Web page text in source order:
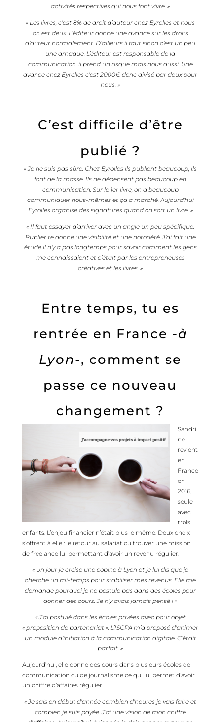
activités respectives qui nous font vivre. »
« Les livres, c’est 8% de droit d’auteur chez Eyrolles et nous
on est deux. L’éditeur donne une avance sur les droits
d’auteur normalement. D’ailleurs il faut sinon c’est un peu
une arnaque. L’éditeur est responsable de la
communication, il prend un risque mais nous aussi. Une
avance chez Eyrolles c’est 2000€ donc divisé par deux pour
nous. »
C’est difficile d’être
publié ?
« Je ne suis pas sûre. Chez Eyrolles ils publient beaucoup, ils
font de la masse. Ils ne dépensent pas beaucoup en
communication. Sur le 1er livre, on a beaucoup
communiquer nous-mêmes et ça a marché. Aujourd’hui
Eyrolles organise des signatures quand on sort un livre. »
« Il faut essayer d’arriver avec un angle un peu spécifique.
Publier te donne une visibilité et une notoriété. J’ai fait une
étude il n’y a pas longtemps pour savoir comment les gens
me connaissaient et c’était par les entrepreneuses
créatives et les livres. »
Entre temps, tu es
rentrée en France -à
Lyon-, comment se
passe ce nouveau
changement ?
Sandri
ne
revient
en
France
en
2016,
seule
avec
trois
enfants. L’enjeu financier n’était plus le même. Deux choix
s’offrent à elle : le retour au salariat ou trouver une mission
de freelance lui permettant d’avoir un revenu régulier.
« Un jour je croise une copine à Lyon et je lui dis que je
cherche un mi-temps pour stabiliser mes revenus. Elle me
demande pourquoi je ne postule pas dans des écoles pour
donner des cours. Je n’y avais jamais pensé ! »
« J’ai postulé dans les écoles privées avec pour objet
« proposition de partenariat ». L’ISCPA m’a proposé d’animer
un module d’initiation à la communication digitale. C’était
parfait. »
Aujourd’hui, elle donne des cours dans plusieurs écoles de
communication ou de journalisme ce qui lui permet d’avoir
un chiffre d’affaires régulier.
« Je sais en début d’année combien d’heures je vais faire et
combien je suis payée. J’ai une vision de mon chiffre